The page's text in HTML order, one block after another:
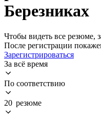
Березниках
Чтобы видеть все резюме,
После регистрации
Зарегистрироваться
За всё время
По соответствию
20 резюме